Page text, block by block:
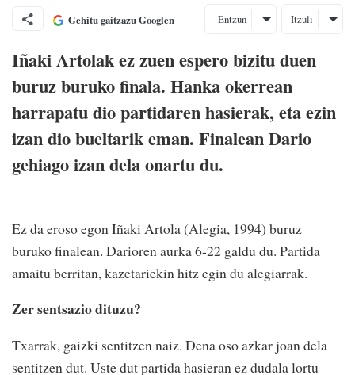
Gehitu gaitzazu Googlen Entzun Itzuli
Iñaki Artolak ez zuen espero bizitu duen
buruz buruko finala. Hanka okerrean
harrapatu dio partidaren hasierak, eta ezin
izan dio bueltarik eman. Finalean Dario
gehiago izan dela onartu du.
Ez da eroso egon Iñaki Artola (Alegia, 1994) buruz
buruko finalean. Darioren aurka 6-22 galdu du. Partida
amaitu berritan, kazetariekin hitz egin du alegiarrak.
Zer sentsazio dituzu?
Txarrak, gaizki sentitzen naiz. Dena oso azkar joan dela
sentitzen dut. Uste dut partida hasieran ez dudala lortu